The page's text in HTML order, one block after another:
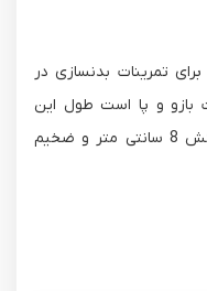
تمرینات بدنسازی در
بازو و پا است طول این
کش 39 سانتی متر با دو لایه، عرض کش 8 سانتی متر و ضخیم